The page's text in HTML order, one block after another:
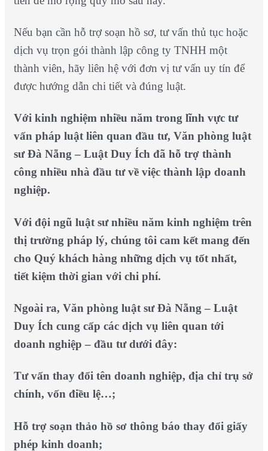
Nếu bạn cần hỗ trợ soạn hồ sơ, tư vấn thủ tục hoặc
dịch vụ trọn gói thành lập công ty TNHH một
thành viên, hãy liên hệ với đơn vị tư vấn uy tín để
được hướng dẫn chi tiết và đúng luật.
Với kinh nghiệm nhiều năm trong lĩnh vực tư
vấn pháp luật liên quan đầu tư, Văn phòng luật
sư Đà Nẵng – Luật Duy Ích đã hỗ trợ thành
công nhiều nhà đầu tư về việc thành lập doanh
nghiệp.
Với đội ngũ luật sư nhiều năm kinh nghiệm trên
thị trường pháp lý, chúng tôi cam kết mang đến
cho Quý khách hàng những dịch vụ tốt nhất,
tiết kiệm thời gian với chi phí.
Ngoài ra, Văn phòng luật sư Đà Nẵng – Luật
Duy Ích cung cấp các dịch vụ liên quan tới
doanh nghiệp – đầu tư dưới đây:
Tư vấn thay đổi tên doanh nghiệp, địa chỉ trụ sở
chính, vốn điều lệ…;
Hỗ trợ soạn thảo hồ sơ thông báo thay đổi giấy
phép kinh doanh;